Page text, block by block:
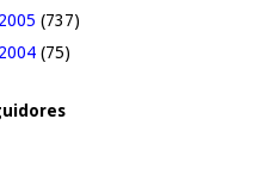
2005 (737)
2004 (75)